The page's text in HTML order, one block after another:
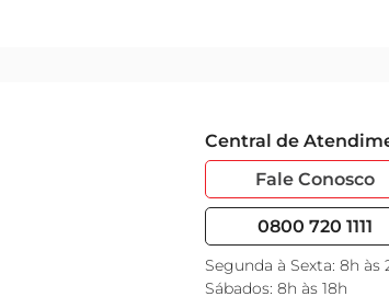
Central de
Fale Conosco
0800 720 1111
Segunda à Sexta: 8h às
Sábados: 8h às 18h